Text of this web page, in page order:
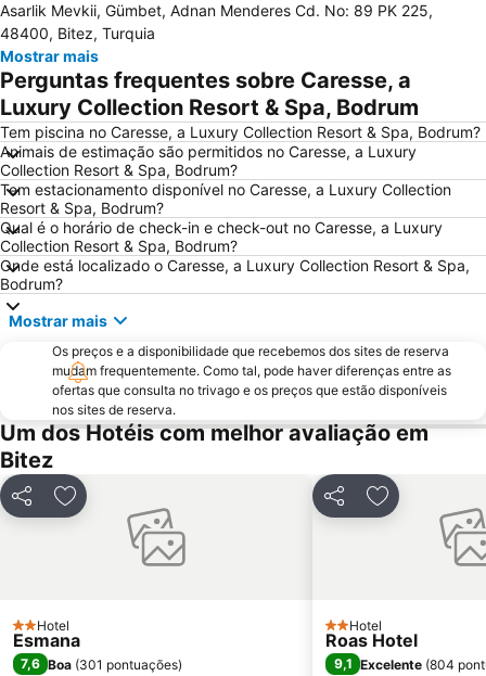
Halikarnas
Porto of Kos
Marina Kos
Gulluk Limani
Milas - Bodrum Airport
Kos Airport
Mavisehir
Asarlik Mevkii, Gümbet, Adnan Menderes Cd. No: 89 PK 225,
48400, Bitez, Turquia
Mostrar mais
Perguntas frequentes sobre Caresse, a
Luxury Collection Resort & Spa, Bodrum
Tem piscina no Caresse, a Luxury Collection Resort & Spa, Bodrum?
Animais de estimação são permitidos no Caresse, a Luxury
Collection Resort & Spa, Bodrum?
Tem estacionamento disponível no Caresse, a Luxury Collection
Resort & Spa, Bodrum?
Qual é o horário de check-in e check-out no Caresse, a Luxury
Collection Resort & Spa, Bodrum?
Onde está localizado o Caresse, a Luxury Collection Resort & Spa,
Bodrum?
Mostrar mais
Os preços e a disponibilidade que recebemos dos sites de reserva
mudam frequentemente. Como tal, pode haver diferenças entre as
ofertas que consulta no trivago e os preços que estão disponíveis
nos sites de reserva.
Um dos Hotéis com melhor avaliação em
Bitez
PartilharAdicionar aos favoritos
2 Estrelas
Hotel
Esmana
7,6 Boa (301 pontuações)
PartilharAdicionar
2 Estrelas
Hotel
Roas Hotel
9,1 Excelente (804